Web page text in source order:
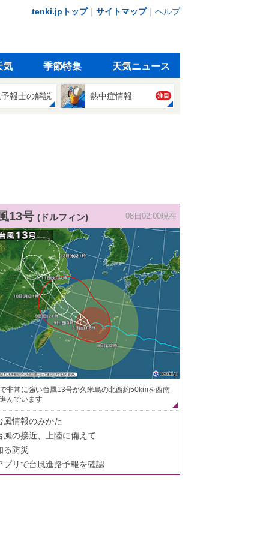
tenki.jpトップ｜ サイトマップ｜ ヘルプ
気 季節特集 天気ニュース
報士の解説 熱中症情報 注目
13号 (ドルフィン) 08日02:00現在
非常に強い台風13号が久米島の北西約50kmを西南
んでいます
風情報のみかた
風の接近、上陸に備えて
る防災
プリで台風進路予報を確認